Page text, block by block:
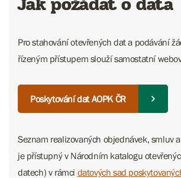
Pro stahování otevřených dat a podávání
řízeným přístupem slouží samostatní
Poskytování dat AOPK ČR
Seznam realizovaných objednávek, smluv
je přístupný v Národním katalogu
datech) v rámci datových sad